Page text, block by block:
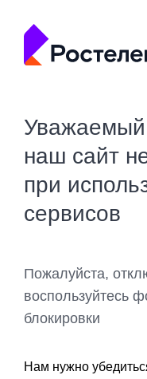
Уважаемый
наш сайт
при
сервисов
Пожалуйста,
воспользуйтесь
блокировки
Нам нужно